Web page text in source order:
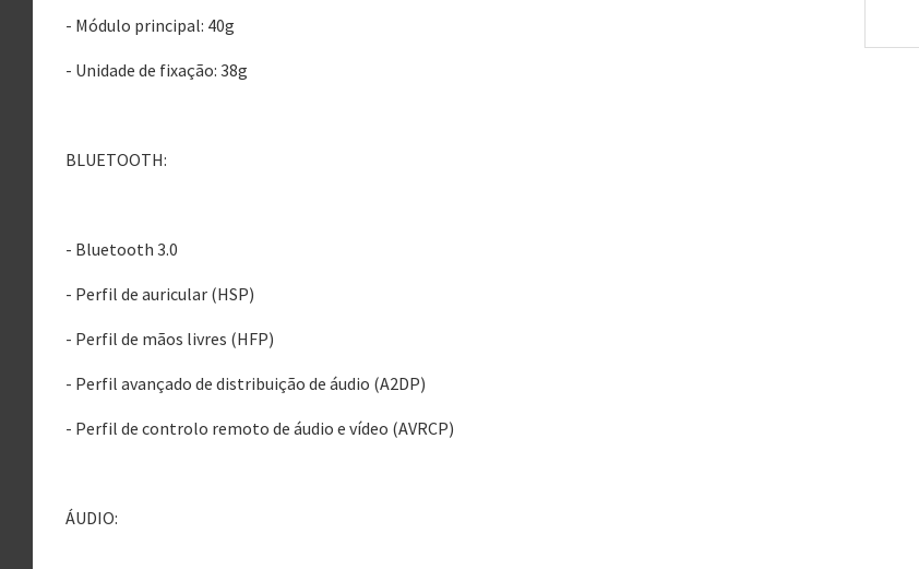
- Módulo principal: 40g
- Unidade de fixação: 38g
BLUETOOTH:
- Bluetooth 3.0
- Perfil de auricular (HSP)
- Perfil de mãos livres (HFP)
- Perfil avançado de distribuição de áudio (A2DP)
- Perfil de controlo remoto de áudio e vídeo (AVRCP)
ÁUDIO: